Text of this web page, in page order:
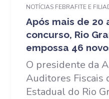
NOTÍCIAS FEBRAFITE E
Após mais de 20
concurso, Rio
empossa 46
O presidente da
Auditores Fiscais
Estadual do Rio